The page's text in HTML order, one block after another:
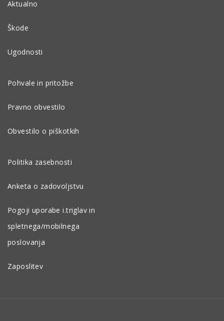
Aktualno
Škode
Ugodnosti
Pohvale in pritožbe
Pravno obvestilo
Obvestilo o piškotkih
Politika zasebnosti
Anketa o zadovoljstvu
Pogoji uporabe i.triglav in
spletnega/mobilnega
poslovanja
Zaposlitev